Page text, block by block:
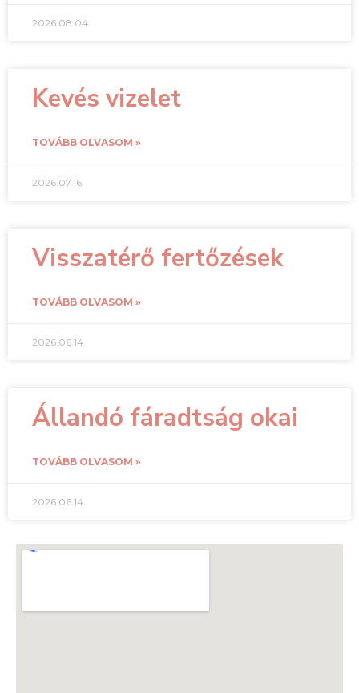
2026.08.04.
Kevés vizelet
TOVÁBB OLVASOM »
2026.07.16.
Visszatérő fertőzések
TOVÁBB OLVASOM »
2026.06.14.
Állandó fáradtság okai
TOVÁBB OLVASOM »
2026.06.14.